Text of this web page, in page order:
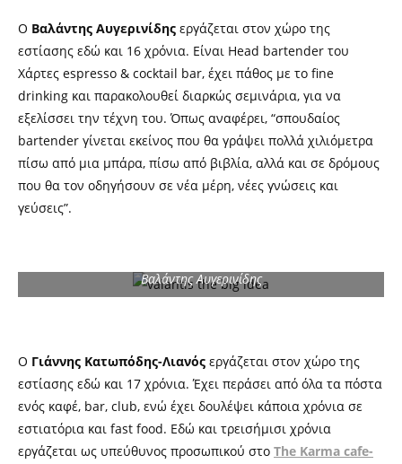
Ο Βαλάντης Αυγερινίδης εργάζεται στον χώρο της
εστίασης εδώ και 16 χρόνια. Είναι Head bartender του
Χάρτες espresso & cocktail bar, έχει πάθος με το fine
drinking και παρακολουθεί διαρκώς σεμινάρια, για να
εξελίσσει την τέχνη του. Όπως αναφέρει, “σπουδαίος
bartender γίνεται εκείνος που θα γράψει πολλά χιλιόμετρα
πίσω από μια μπάρα, πίσω από βιβλία, αλλά και σε δρόμους
που θα τον οδηγήσουν σε νέα μέρη, νέες γνώσεις και
γεύσεις”.
Βαλάντης Αυγερινίδης
Ο Γιάννης Κατωπόδης-Λιανός εργάζεται στον χώρο της
εστίασης εδώ και 17 χρόνια. Έχει περάσει από όλα τα πόστα
ενός καφέ, bar, club, ενώ έχει δουλέψει κάποια χρόνια σε
εστιατόρια και fast food. Εδώ και τρεισήμισι χρόνια
εργάζεται ως υπεύθυνος προσωπικού στο The Karma cafe-